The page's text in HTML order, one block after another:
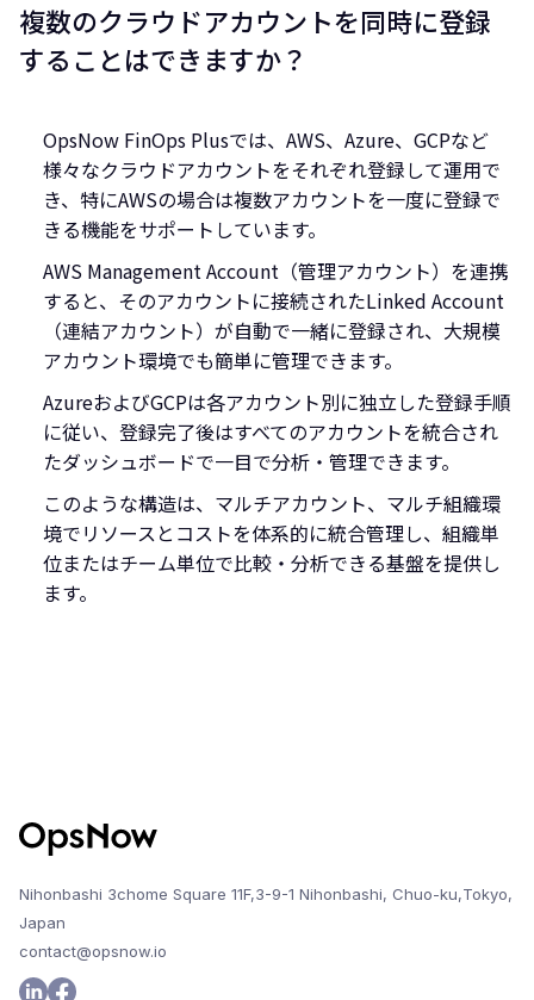
複数のクラウドアカウントを同時に登録
することはできますか？
OpsNow FinOps Plusでは、AWS、Azure、GCPなど
様々なクラウドアカウントをそれぞれ登録して運用で
き、特にAWSの場合は複数アカウントを一度に登録で
きる機能をサポートしています。
AWS Management Account（管理アカウント）を連携
すると、そのアカウントに接続されたLinked Account
（連結アカウント）が自動で一緒に登録され、大規模
アカウント環境でも簡単に管理できます。
AzureおよびGCPは各アカウント別に独立した登録手順
に従い、登録完了後はすべてのアカウントを統合され
たダッシュボードで一目で分析・管理できます。
このような構造は、マルチアカウント、マルチ組織環
境でリソースとコストを体系的に統合管理し、組織単
位またはチーム単位で比較・分析できる基盤を提供し
ます。
Nihonbashi 3chome Square 11F,3-9-1 Nihonbashi, Chuo-ku,Tokyo,
Japan
contact@opsnow.io